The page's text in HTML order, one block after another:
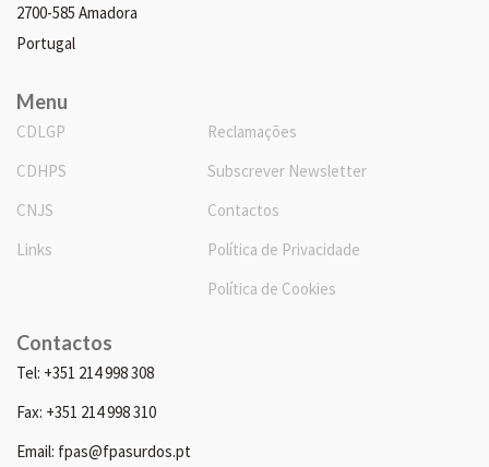
2700-585 Amadora
Portugal
Menu
CDLGP
CDHPS
CNJS
Links
Reclamações
Subscrever Newsletter
Contactos
Política de Privacidade
Política de Cookies
Contactos
Tel: +351 214 998 308
Fax: +351 214 998 310
Email: fpas@fpasurdos.pt